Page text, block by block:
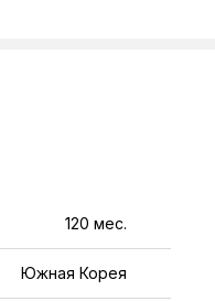
120 мес.
Южная Корея